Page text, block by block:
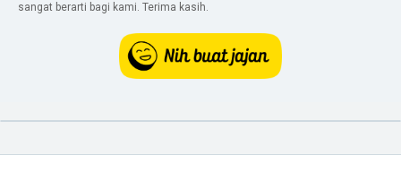
sangat berarti bagi kami. Terima kasih.